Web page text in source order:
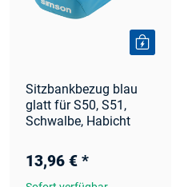
Sitzbankbezug blau
glatt für S50, S51,
Schwalbe, Habicht
13,96 € *